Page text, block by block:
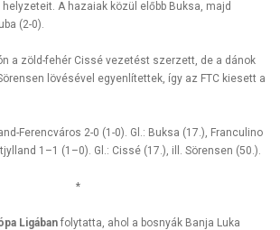
A hazaiak közül előbb Buksa, majd
(2-0).
a zöld-fehér Cissé vezetést szerzett, de a dánok
lövésével egyenlítettek, így az FTC kiesett a
Ferencváros 2-0 (1-0). Gl.: Buksa (17.), Franculino
1–1 (1–0). Gl.: Cissé (17.), ill. Sörensen (50.).
*
Ligában folytatta, ahol a bosnyák Banja Luka